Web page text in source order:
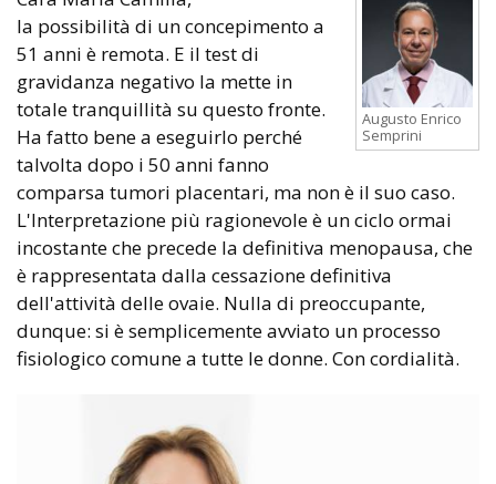
Augusto Enrico
Semprini
la possibilità di un concepimento a
51 anni è remota. E il test di
gravidanza negativo la mette in
totale tranquillità su questo fronte.
Ha fatto bene a eseguirlo perché
talvolta dopo i 50 anni fanno
comparsa tumori placentari, ma non è il suo caso.
L'Interpretazione più ragionevole è un ciclo ormai
incostante che precede la definitiva menopausa, che
è rappresentata dalla cessazione definitiva
dell'attività delle ovaie. Nulla di preoccupante,
dunque: si è semplicemente avviato un processo
fisiologico comune a tutte le donne. Con cordialità.